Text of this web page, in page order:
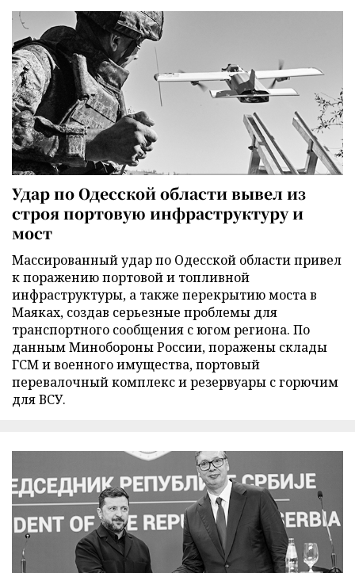
Удар по Одесской области вывел из
строя портовую инфраструктуру и
мост
Массированный удар по Одесской области привел
к поражению портовой и топливной
инфраструктуры, а также перекрытию моста в
Маяках, создав серьезные проблемы для
транспортного сообщения с югом региона. По
данным Минобороны России, поражены склады
ГСМ и военного имущества, портовый
перевалочный комплекс и резервуары с горючим
для ВСУ.